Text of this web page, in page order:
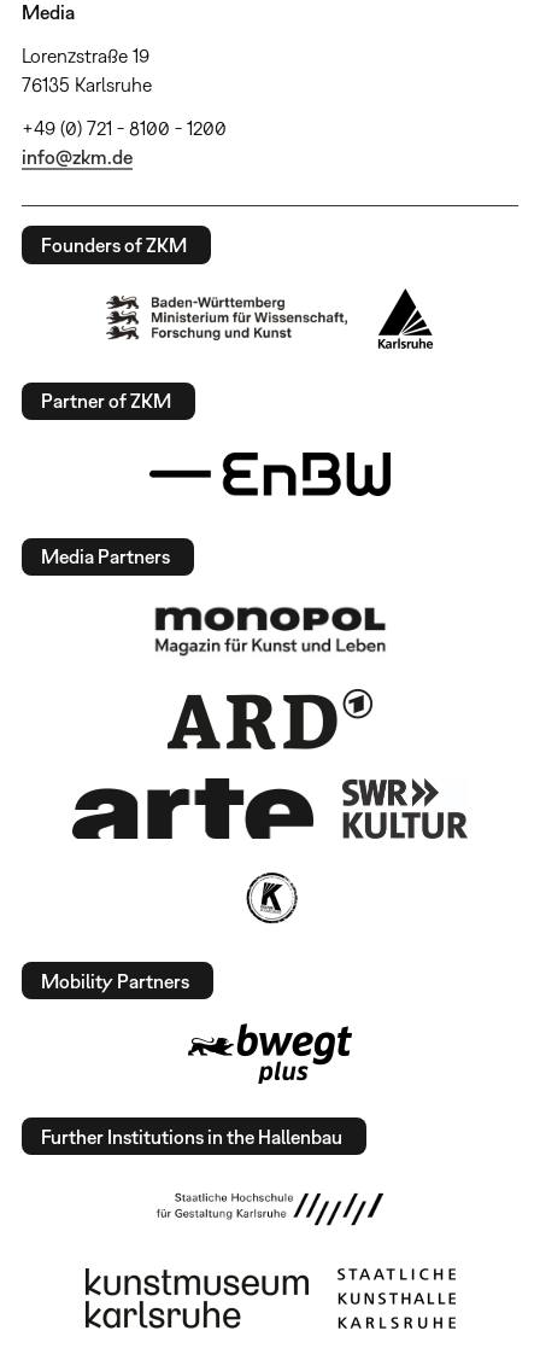
Media
Lorenzstraße 19
76135 Karlsruhe
+49 (0) 721 - 8100 - 1200
info@zkm.de
Founders of ZKM
Partner of ZKM
Media Partners
Mobility Partners
Further Institutions in the Hallenbau